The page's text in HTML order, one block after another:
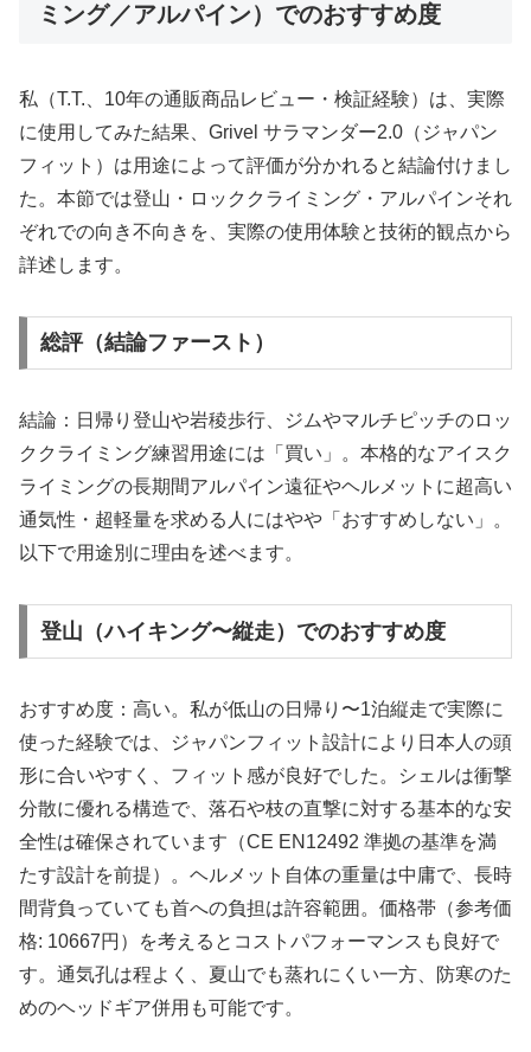
ミング／アルパイン）でのおすすめ度
私（T.T.、10年の通販商品レビュー・検証経験）は、実際
に使用してみた結果、Grivel サラマンダー2.0（ジャパン
フィット）は用途によって評価が分かれると結論付けまし
た。本節では登山・ロッククライミング・アルパインそれ
ぞれでの向き不向きを、実際の使用体験と技術的観点から
詳述します。
総評（結論ファースト）
結論：日帰り登山や岩稜歩行、ジムやマルチピッチのロッ
ククライミング練習用途には「買い」。本格的なアイスク
ライミングの長期間アルパイン遠征やヘルメットに超高い
通気性・超軽量を求める人にはやや「おすすめしない」。
以下で用途別に理由を述べます。
登山（ハイキング〜縦走）でのおすすめ度
おすすめ度：高い。私が低山の日帰り〜1泊縦走で実際に
使った経験では、ジャパンフィット設計により日本人の頭
形に合いやすく、フィット感が良好でした。シェルは衝撃
分散に優れる構造で、落石や枝の直撃に対する基本的な安
全性は確保されています（CE EN12492 準拠の基準を満
たす設計を前提）。ヘルメット自体の重量は中庸で、長時
間背負っていても首への負担は許容範囲。価格帯（参考価
格: 10667円）を考えるとコストパフォーマンスも良好で
す。通気孔は程よく、夏山でも蒸れにくい一方、防寒のた
めのヘッドギア併用も可能です。